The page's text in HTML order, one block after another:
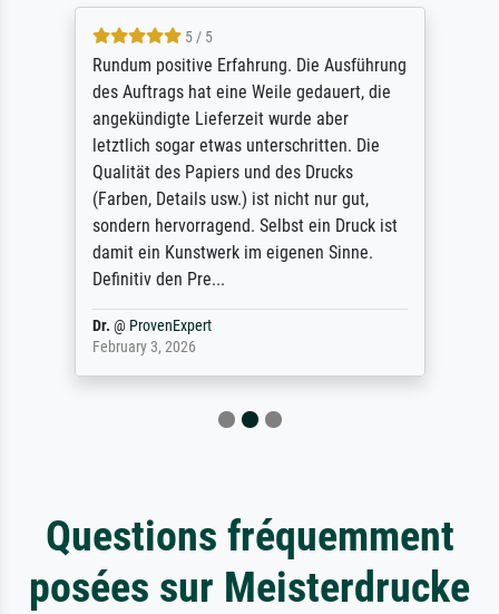
5 / 5
Rundum positive Erfahrung. Die Ausführung
des Auftrags hat eine Weile gedauert, die
angekündigte Lieferzeit wurde aber
letztlich sogar etwas unterschritten. Die
Qualität des Papiers und des Drucks
(Farben, Details usw.) ist nicht nur gut,
sondern hervorragend. Selbst ein Druck ist
damit ein Kunstwerk im eigenen Sinne.
Definitiv den Pre...
Dr. @ ProvenExpert
February 3, 2026
Questions fréquemment
posées sur Meisterdrucke